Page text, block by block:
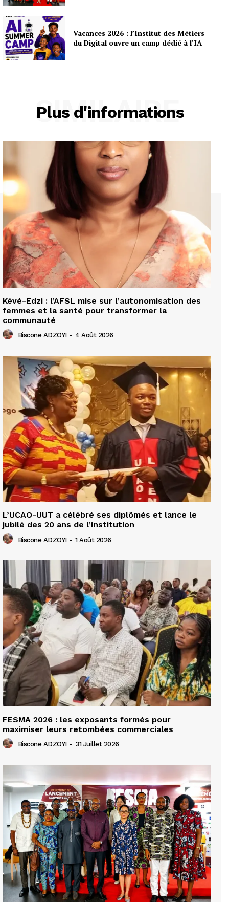
Vacances 2026 : l’Institut des Métiers
du Digital ouvre un camp dédié à l’IA
Plus d'informations
SIMILAIRE
Kévé-Edzi : l’AFSL mise sur l’autonomisation des
femmes et la santé pour transformer la
communauté
Biscone ADZOYI - 4 Août 2026
L’UCAO-UUT a célébré ses diplômés et lance le
jubilé des 20 ans de l’institution
Biscone ADZOYI - 1 Août 2026
FESMA 2026 : les exposants formés pour
maximiser leurs retombées commerciales
Biscone ADZOYI - 31 Juillet 2026